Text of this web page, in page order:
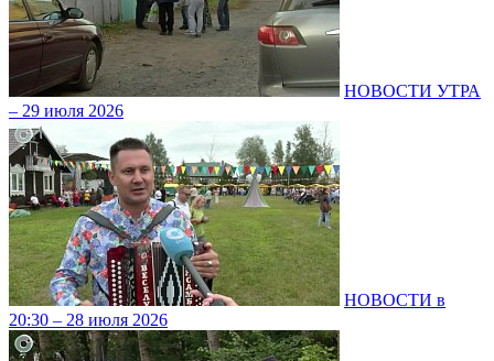
НОВОСТИ УТРА
– 29 июля 2026
НОВОСТИ в
20:30 – 28 июля 2026